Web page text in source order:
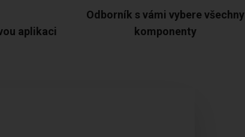
aplikaci
Odborník s vámi vybere všechny
komponenty